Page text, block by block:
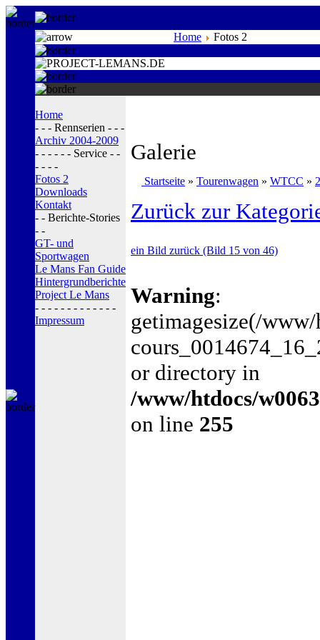
Home Fotos 2
Home
- - - Rennserien - - -
Archiv 2004-2009
- - - - - - Service - -
- - - -
Fotos 2
Downloads
Kontakt
- - Berichte-Stories
- -
GT- und
Sportwagen
Le Mans Fan Guide
Hintergrundberichte
Project Le Mans
- - - - - - - - - - - - -
Impressum
Galerie
Startseite » Tourenwagen » WTCC »
Zurück zur
ein Bild zurück (Bild 15 von 46)
Warning:
getimagesize(/
or directory in
/www/htdocs/
on line 255